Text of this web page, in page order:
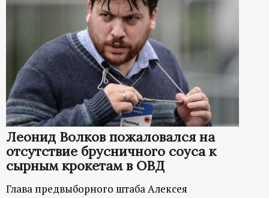
Леонид Волков пожаловался на
отсутствие брусничного соуса к
сырным крокетам в ОВД
Глава предвыборного штаба Алексея